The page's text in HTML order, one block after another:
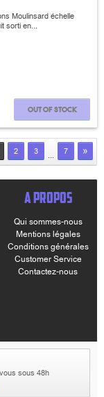
Moulinsard échelle
sorti en...
Out of stock
2 3 ... 7 »
A PROPOS
Qui sommes-nous
Mentions légales
Conditions générales
Customer Service
Contactez-nous
sous 48h